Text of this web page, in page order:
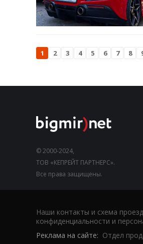
1 2 3 4 5 6 7 8
© 2000-2024,
ТОВ «КЕПРЕЙТ ПАРТНЕРС».
Все права защищены.
Наши контакты и схема
конфиденциальности и
Реклама на сайте: Отдел